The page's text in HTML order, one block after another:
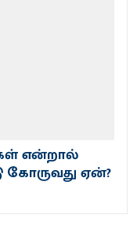
என்றால்
கோருவது ஏன்?